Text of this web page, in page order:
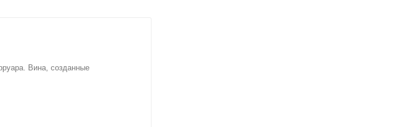
Вина, созданные